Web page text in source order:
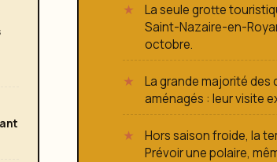
La seule grotte
Saint-Nazaire-en-
octobre.
La grande majorité
aménagés : leur visite
Hors saison froide, la
Prévoir une polaire,